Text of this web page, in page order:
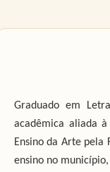
Graduado em
acadêmica aliada
Ensino da Arte pela
ensino no